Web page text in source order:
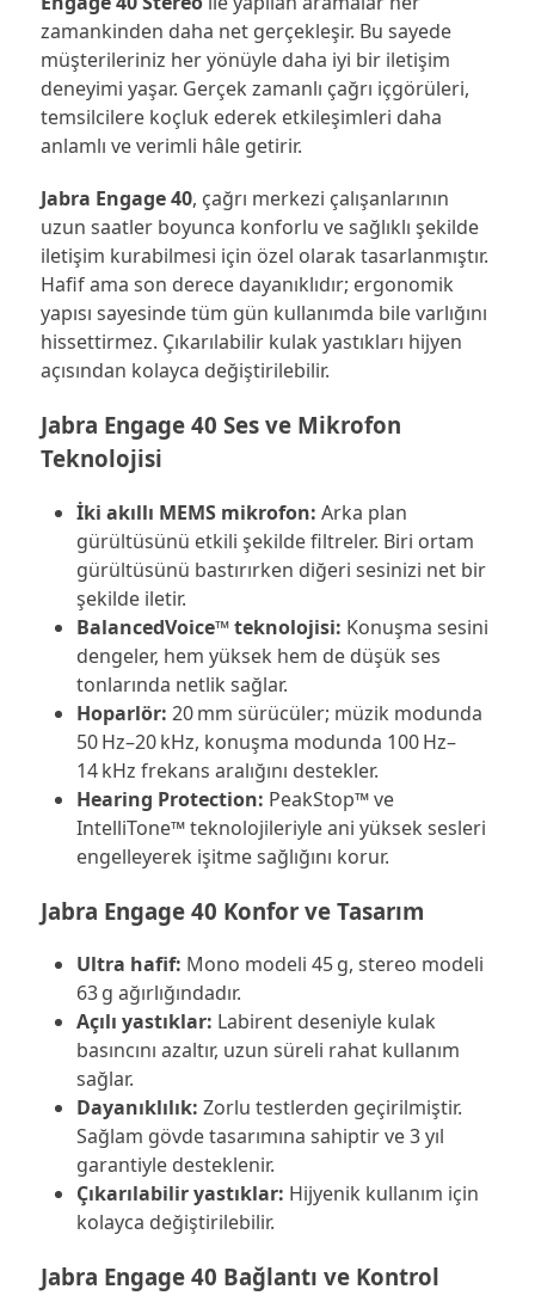
zamankinden daha net gerçekleşir. Bu sayede
müşterileriniz her yönüyle daha iyi bir iletişim
deneyimi yaşar. Gerçek zamanlı çağrı içgörüleri,
temsilcilere koçluk ederek etkileşimleri daha
anlamlı ve verimli hâle getirir.
Jabra Engage 40, çağrı merkezi çalışanlarının
uzun saatler boyunca konforlu ve sağlıklı şekilde
iletişim kurabilmesi için özel olarak tasarlanmıştır.
Hafif ama son derece dayanıklıdır; ergonomik
yapısı sayesinde tüm gün kullanımda bile varlığını
hissettirmez. Çıkarılabilir kulak yastıkları hijyen
açısından kolayca değiştirilebilir.
Jabra Engage 40 Ses ve Mikrofon
Teknolojisi
İki akıllı MEMS mikrofon: Arka plan
gürültüsünü etkili şekilde filtreler. Biri ortam
gürültüsünü bastırırken diğeri sesinizi net bir
şekilde iletir.
BalancedVoice™ teknolojisi: Konuşma sesini
dengeler, hem yüksek hem de düşük ses
tonlarında netlik sağlar.
Hoparlör: 20 mm sürücüler; müzik modunda
50 Hz–20 kHz, konuşma modunda 100 Hz–
14 kHz frekans aralığını destekler.
Hearing Protection: PeakStop™ ve
IntelliTone™ teknolojileriyle ani yüksek sesleri
engelleyerek işitme sağlığını korur.
Jabra Engage 40 Konfor ve Tasarım
Ultra hafif: Mono modeli 45 g, stereo modeli
63 g ağırlığındadır.
Açılı yastıklar: Labirent deseniyle kulak
basıncını azaltır, uzun süreli rahat kullanım
sağlar.
Dayanıklılık: Zorlu testlerden geçirilmiştir.
Sağlam gövde tasarımına sahiptir ve 3 yıl
garantiyle desteklenir.
Çıkarılabilir yastıklar: Hijyenik kullanım için
kolayca değiştirilebilir.
Jabra Engage 40 Bağlantı ve Kontrol